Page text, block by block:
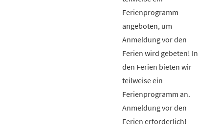
Ferienprogramm
angeboten, um
Anmeldung vor den
Ferien wird gebeten! In
den Ferien bieten wir
teilweise ein
Ferienprogramm an.
Anmeldung vor den
Ferien erforderlich!